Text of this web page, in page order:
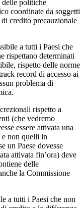
delle politiche
coordinate da soggetti
credito precauzionale
a tutti i Paesi che
rispettano determinati
rispetto delle norme
record di accesso ai
problema di
rispetto a
(che vedremo
essere attivata una
non quelli in
un Paese dovesse
attivata fin’ora) deve
delle
la Commissione
a tutti i Paesi che non